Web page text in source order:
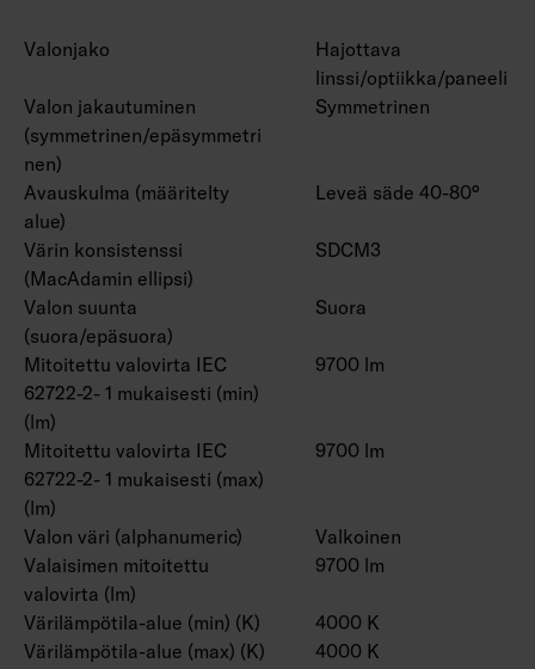
Valonjako
Hajottava
linssi/optiikka/paneeli
Valon jakautuminen
(symmetrinen/epäsymmetri
nen)
Symmetrinen
Avauskulma (määritelty
alue)
Leveä säde 40-80°
Värin konsistenssi
(MacAdamin ellipsi)
SDCM3
Valon suunta
(suora/epäsuora)
Suora
Mitoitettu valovirta IEC
62722-2- 1 mukaisesti (min)
(lm)
9700 lm
Mitoitettu valovirta IEC
62722-2- 1 mukaisesti (max)
(lm)
9700 lm
Valon väri (alphanumeric)
Valkoinen
Valaisimen mitoitettu
valovirta (lm)
9700 lm
Värilämpötila-alue (min) (K)
4000 K
Värilämpötila-alue (max) (K)
4000 K